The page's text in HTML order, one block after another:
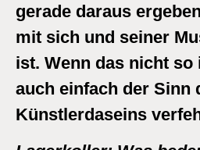
gerade daraus
mit sich und seiner
ist. Wenn das nicht
auch einfach der Sinn
Künstlerdaseins